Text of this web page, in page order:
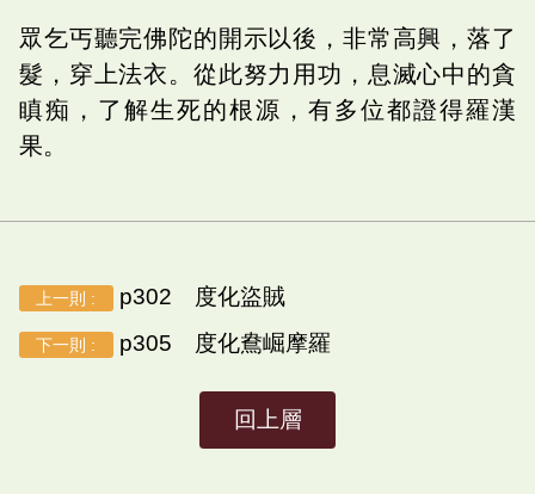
眾乞丐聽完佛陀的開示以後，非常高興，落了
髮，穿上法衣。從此努力用功，息滅心中的貪
瞋痴，了解生死的根源，有多位都證得羅漢
果。
上一則 : p302 度化盜賊
下一則 : p305 度化鴦崛摩羅
回上層